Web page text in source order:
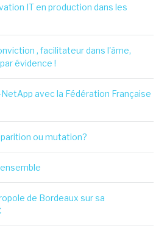
IT en production dans les
, facilitateur dans l'âme,
évidence !
avec la Fédération Française
ou mutation?
de Bordeaux sur sa